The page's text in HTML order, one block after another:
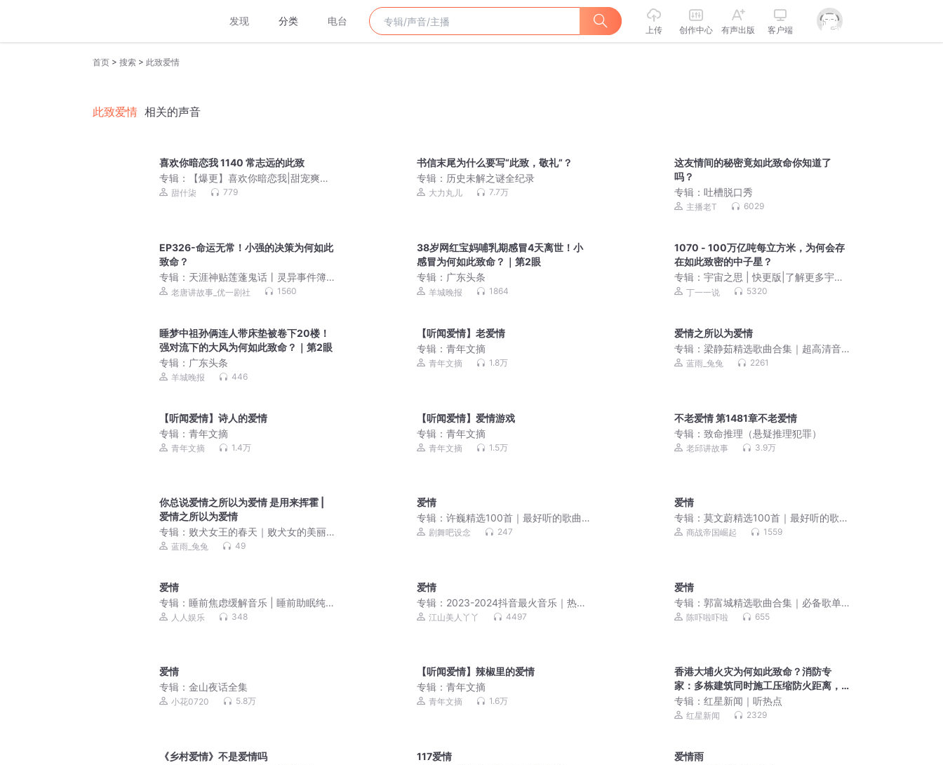
发现 分类 电台
上传 创作中心 有声出版 客户端
首页 > 搜索 > 此致爱情
此致爱情 相关的声音
喜欢你暗恋我 1140 常志远的此致
专辑：
【爆更】喜欢你暗恋我|甜宠爽文|
双洁1V1|阅文白金现言|真人多播
甜什柒 779
书信末尾为什么要写“此致，敬礼”？
专辑： 历史未解之谜全纪录
大力丸儿 7.7万
这友情间的秘密竟如此致命你知道了
吗？
专辑：吐槽脱口秀
主播老T 6029
EP326-命运无常！小强的决策为何如此
致命？
专辑： 天涯神贴莲蓬鬼话丨灵异事件簿
丨各种稀奇的鬼怪故事
老唐讲故事_优一剧社 1560
38岁网红宝妈哺乳期感冒4天离世！小
感冒为何如此致命？｜第2眼
专辑： 广东头条
羊城晚报 1864
1070 - 100万亿吨每立方米，为何会存
在如此致密的中子星？
专辑：宇宙之思 | 快更版|了解更多宇宙
知识丁一一说 5320
睡梦中祖孙俩连人带床垫被卷下20楼！
强对流下的大风为何如此致命？｜第2眼
专辑： 广东头条
羊城晚报 446
【听闻爱情】老爱情
专辑：青年文摘
青年文摘 1.8万
爱情之所以为爱情
专辑：梁静茹精选歌曲合集｜超高清音
质｜必备歌单
蓝雨_兔兔 2261
【听闻爱情】诗人的爱情
专辑： 青年文摘
青年文摘 1.4万
【听闻爱情】爱情游戏
专辑：青年文摘
青年文摘 1.5万
不老爱情 第1481章不老爱情
专辑：致命推理（悬疑推理犯罪）
老邱讲故事 3.9万
你总说爱情之所以为爱情 是用来挥霍 |
爱情之所以为爱情
专辑： 败犬女王的春天｜败犬女的美丽
春天蓝雨_兔兔 49
爱情
专辑：许巍精选100首｜最好听的歌曲合
集（超高清音质）
剧舞吧设念 247
爱情
专辑：莫文蔚精选100首｜最好听的歌曲
合集｜超高音质
商战帝国崛起 1559
爱情
专辑： 睡前焦虑缓解音乐 | 睡前助眠纯
音乐人人娱乐 348
爱情
专辑： 2023-2024抖音最火音乐｜热门
歌曲大全|新歌
江山美人丫丫 4497
爱情
专辑：郭富城精选歌曲合集｜必备歌单
｜超高清音质
陈吓啦吓啦 655
爱情
专辑： 金山夜话全集
小花0720 5.8万
【听闻爱情】辣椒里的爱情
专辑：青年文摘
青年文摘 1.6万
香港大埔火灾为何如此致命？消防专
家：多栋建筑同时施工压缩防火距离，
起火后或形成“立体燃烧库”
专辑：红星新闻｜听热点
红星新闻 2329
《乡村爱情》不是爱情吗
117爱情
爱情雨